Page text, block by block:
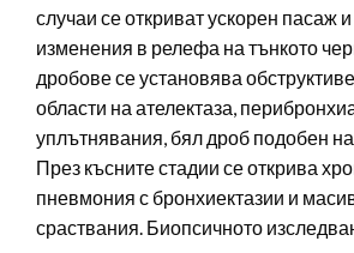
случаи се откриват ускорен пасаж
изменения в релефа на тънкото
дробове се установява
области на ателектаза,
уплътнявания, бял дроб подобен на
През късните стадии се открива
пневмония с бронхиектазии и
сраствания. Биопсичното